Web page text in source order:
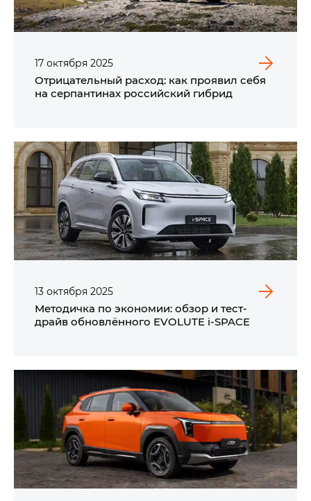
17 октября 2025
Отрицательный расход: как проявил себя
на серпантинах российский гибрид
13 октября 2025
Методичка по экономии: обзор и тест-
драйв обновлённого EVOLUTE i‑SPACE